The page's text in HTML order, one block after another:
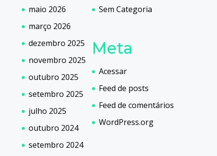
maio 2026
março 2026
dezembro 2025
novembro 2025
outubro 2025
setembro 2025
julho 2025
outubro 2024
setembro 2024
Sem Categoria
Meta
Acessar
Feed de posts
Feed de comentários
WordPress.org